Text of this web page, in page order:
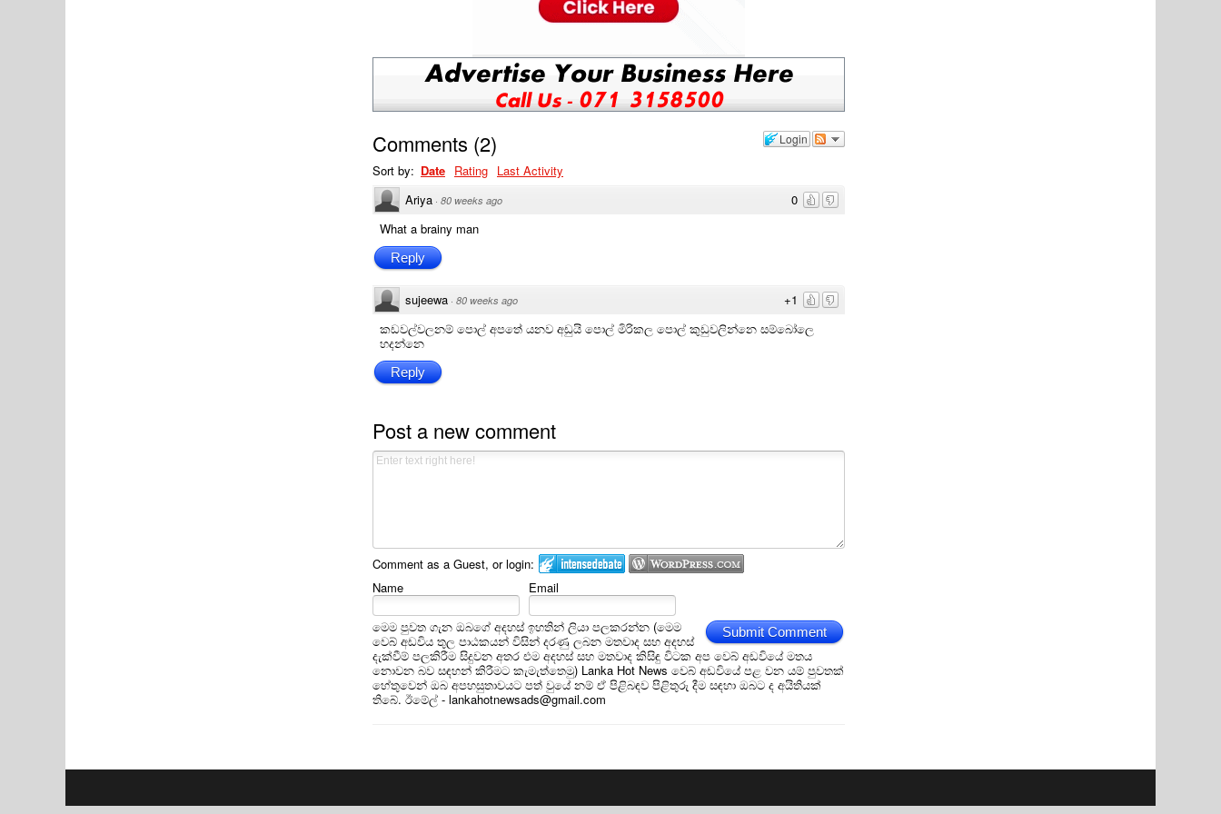
Login
Comments (2)
Sort by: Date Rating Last Activity
0
Ariya · 80 weeks ago
What a brainy man
Reply
+1
sujeewa · 80 weeks ago
කඩවල්වලනම් පොල් අපතේ යනව අඩුයි පොල් මිරිකල පොල් කුඩුවලින්නෙ සම්බෝලෙ
හදන්නෙ
Reply
Post a new comment
Comment as a Guest, or login:
Name
Email
Submit Comment
මෙම පුවත ගැන ඔබගේ අදහස් ඉහතින් ලියා පලකරන්න (මෙම
වෙබ් අඩවිය තුල පාඨකයන් විසින් දරණු ලබන මතවාද සහ අදහස්
දැක්වීම් පලකිරීම සිදුවන අතර එම අදහස් සහ මතවාද කිසිඳු විටක අප වෙබ් අඩවියේ මතය
නොවන බව සඳහන් කිරීමට කැමැත්තෙමු) Lanka Hot News වෙබ් අඩවියේ පළ වන යම් පුවතක්
හේතුවෙන් ඔබ අපහසුතාවයට පත් වුයේ නම් ඒ පිළිබඳව පිළිතුරු දීම සඳහා ඔබට ද අයිතියක්
තිබේ. ඊමේල් - lankahotnewsads@gmail.com